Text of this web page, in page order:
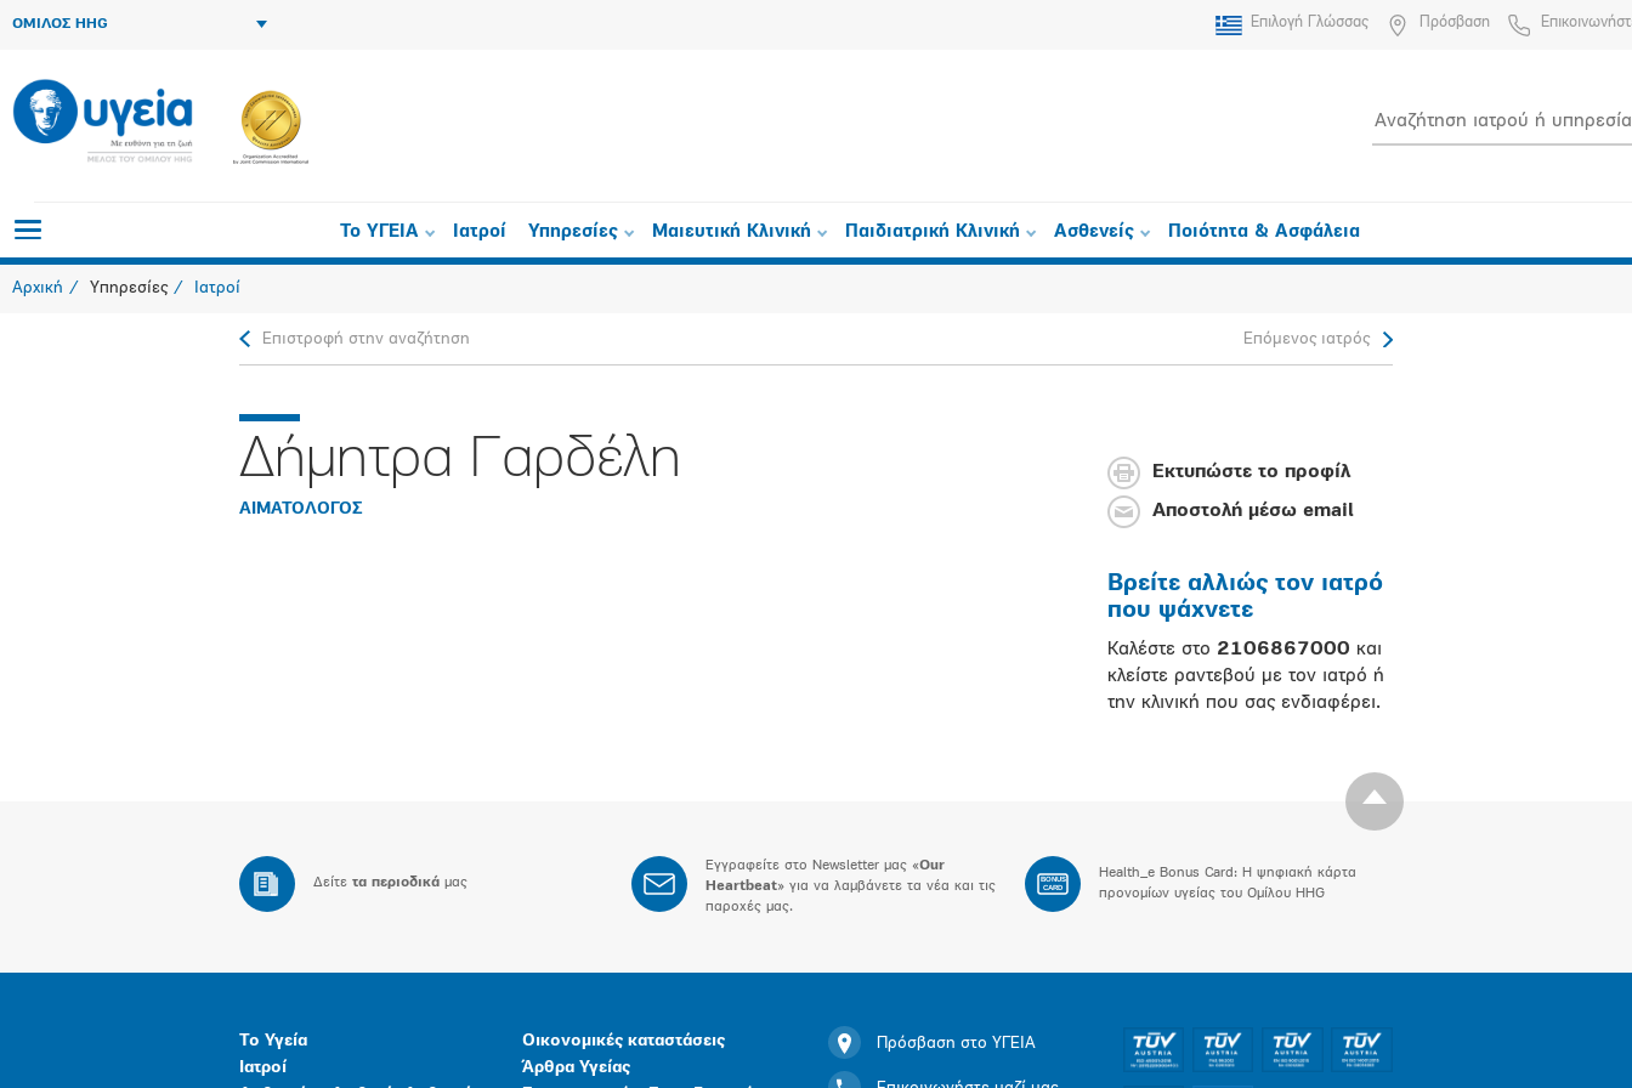
ΟΜΙΛΟΣ HHG Επιλογή Γλώσσας Πρόσβαση
Το ΥΓΕΙΑ Ιατροί Υπηρεσίες Μαιευτική Κλινική Παιδιατρική Κλινική Ασθενείς Ποιότητα & Ασφάλεια
Αρχική Υπηρεσίες Ιατροί
Επιστροφή στην αναζήτηση Επόμενος ιατρός
Δήμητρα Γαρδέλη
ΑΙΜΑΤΟΛΟΓΟΣ
Εκτυπώστε το προφίλ
Αποστολή μέσω email
Βρείτε αλλιώς τον ιατρό
που ψάχνετε
Καλέστε στο 2106867000 και
κλείστε ραντεβού με τον ιατρό ή
την κλινική που σας ενδιαφέρει.
Δείτε τα περιοδικά μας
Εγγραφείτε στο Newsletter μας «Our
Heartbeat» για να λαμβάνετε τα νέα και τις
παροχές μας.
BONUS
CARD
Health_e Bonus Card: H ψηφιακή κάρτα
προνομίων υγείας του Ομίλου HHG
Το Υγεία
Ιατροί
Οικονομικές καταστάσεις
Άρθρα Υγείας
Πρόσβαση στο ΥΓΕΙΑ